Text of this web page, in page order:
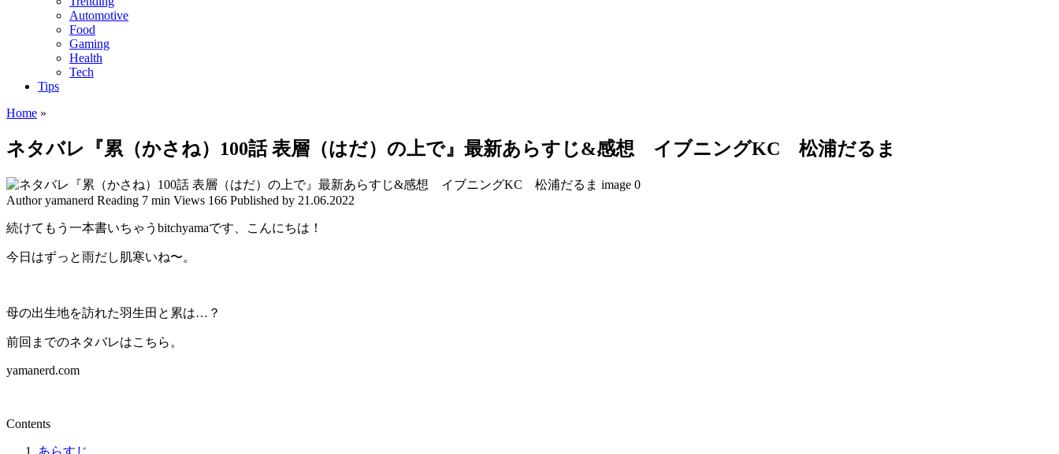
Automotive
Food
Gaming
Health
Tech
Tips
Home »
ネタバレ『累（かさね）100話 表層（はだ）の上で』最新あらすじ&感想 イブニングKC 松浦だるま
Author yamanerd Reading 7 min Views 166 Published by 21.06.2022
続けてもう一本書いちゃうbitchyamaです、こんにちは！
今日はずっと雨だし肌寒いね〜。
母の出生地を訪れた羽生田と累は…？
前回までのネタバレはこちら。
yamanerd.com
Contents
あらすじ